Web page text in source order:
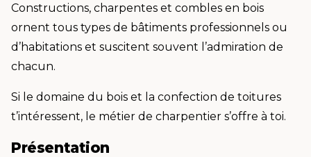
Constructions, charpentes et combles en bois
ornent tous types de bâtiments professionnels ou
d’habitations et suscitent souvent l’admiration de
chacun.
Si le domaine du bois et la confection de toitures
t’intéressent, le métier de charpentier s’offre à toi.
Présentation